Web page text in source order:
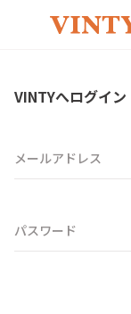
VINTYへログイン
メールアドレス
パスワード